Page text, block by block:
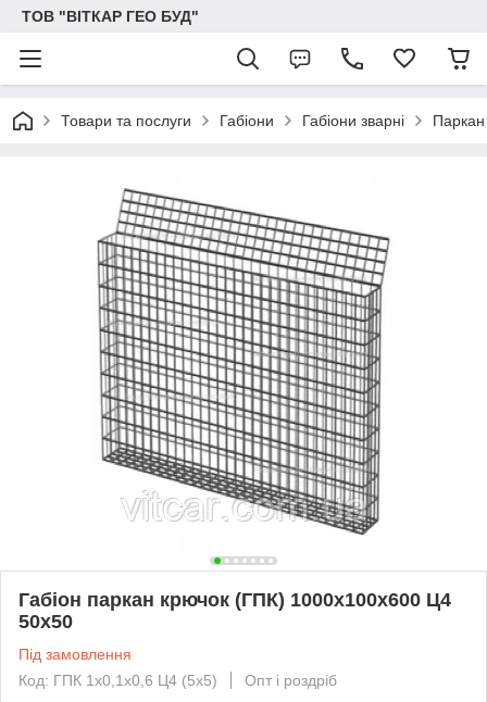
ТОВ "ВІТКАР ГЕО БУД"
Товари та послуги Габіони Габіони зварні Паркан
Габіон паркан крючок (ГПК) 1000х100х600 Ц4
50х50
Під замовлення
Код: ГПК 1х0,1х0,6 Ц4 (5х5)
Опт і роздріб